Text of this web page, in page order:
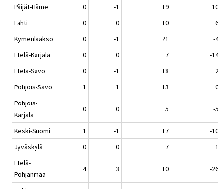
Päijät-Häme
0 -1 19
10
Lahti
0 0 10
6
Kymenlaakso
0 -1 21
-4
Etelä-Karjala
0 0 7
-14
Etelä-Savo
0 -1 18
2
Pohjois-Savo
1 1 13
0
Pohjois-
Karjala
0 0 5 -5
Keski-Suomi 1 -1 17
-10
Jyväskylä
0 0 7
1
Etelä-
Pohjanmaa
4 3 10 -26